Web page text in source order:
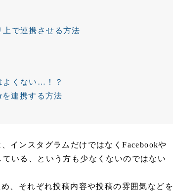
で連携させる方法
よくない…！？
連携する方法
インスタグラムだけではなくFacebookや
いる、という方も少なくないのではない
、それぞれ投稿内容や投稿の雰囲気などを